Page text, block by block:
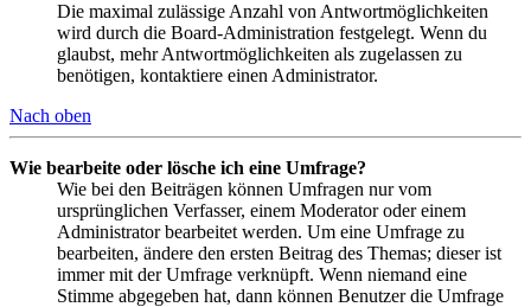
Die maximal zulässige Anzahl von Antwortmöglichkeiten
wird durch die Board-Administration festgelegt. Wenn du
glaubst, mehr Antwortmöglichkeiten als zugelassen zu
benötigen, kontaktiere einen Administrator.
Nach oben
Wie bearbeite oder lösche ich eine Umfrage?
Wie bei den Beiträgen können Umfragen nur vom
ursprünglichen Verfasser, einem Moderator oder einem
Administrator bearbeitet werden. Um eine Umfrage zu
bearbeiten, ändere den ersten Beitrag des Themas; dieser ist
immer mit der Umfrage verknüpft. Wenn niemand eine
Stimme abgegeben hat, dann können Benutzer die Umfrage